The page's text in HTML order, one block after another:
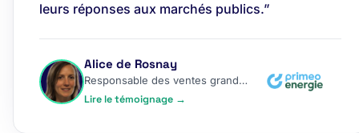
leurs réponses aux marchés publics.”
Alice de Rosnay
Responsable des ventes grands comptes
Lire le témoignage →